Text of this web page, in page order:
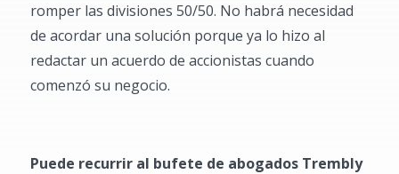
romper las divisiones 50/50. No habrá necesidad
de acordar una solución porque ya lo hizo al
redactar un acuerdo de accionistas cuando
comenzó su negocio.
Puede recurrir al bufete de abogados Trembly